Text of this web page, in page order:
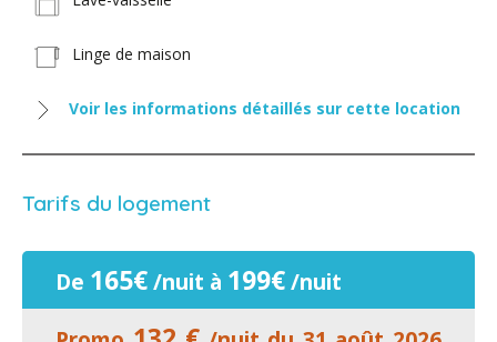
Linge de maison
Voir les informations détaillés sur cette location
Tarifs du logement
De 165€/nuit à 199€/nuit